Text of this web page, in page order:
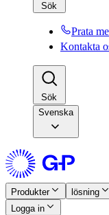
Sök​​
Prata
Kontakta
Sök​​
Svenska
Produkter​​ lösning​​
Logga in​​